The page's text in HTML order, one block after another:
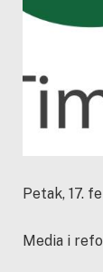
Petak, 17.
Media i